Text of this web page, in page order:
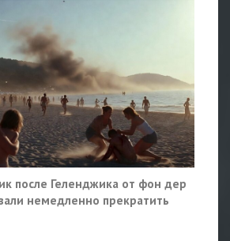
после Геленджика от фон дер
немедленно прекратить